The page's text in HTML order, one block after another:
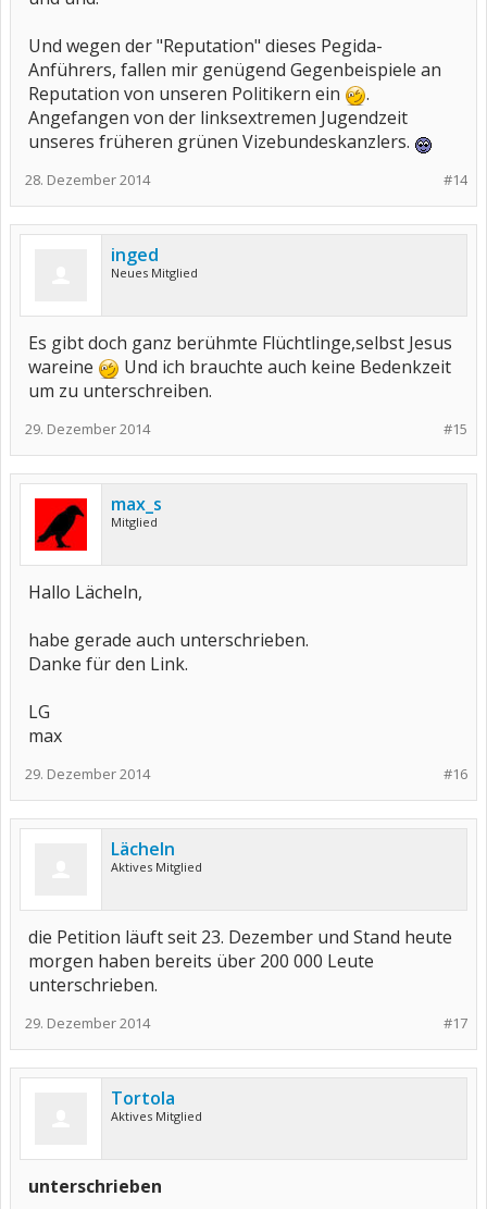
Und wegen der "Reputation" dieses Pegida-
Anführers, fallen mir genügend Gegenbeispiele an
Reputation von unseren Politikern ein
.
Angefangen von der linksextremen Jugendzeit
unseres früheren grünen Vizebundeskanzlers.
#14
28. Dezember 2014
inged
Neues Mitglied
Es gibt doch ganz berühmte Flüchtlinge,selbst Jesus
wareine
Und ich brauchte auch keine Bedenkzeit
um zu unterschreiben.
#15
29. Dezember 2014
max_s
Mitglied
Hallo Lächeln,
habe gerade auch unterschrieben.
Danke für den Link.
LG
max
#16
29. Dezember 2014
Lächeln
Aktives Mitglied
die Petition läuft seit 23. Dezember und Stand heute
morgen haben bereits über 200 000 Leute
unterschrieben.
#17
29. Dezember 2014
Tortola
Aktives Mitglied
unterschrieben